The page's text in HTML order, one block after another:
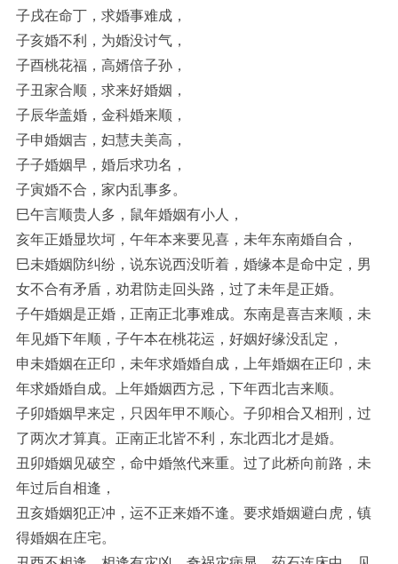
子戌在命丁，求婚事难成，
子亥婚不利，为婚没讨气，
子酉桃花福，高婿倍子孙，
子丑家合顺，求来好婚姻，
子辰华盖婚，金科婚来顺，
子申婚姻吉，妇慧夫美高，
子子婚姻早，婚后求功名，
子寅婚不合，家内乱事多。
巳午言顺贵人多，鼠年婚姻有小人，
亥年正婚显坎坷，午年本来要见喜，未年东南婚自合，
巳未婚姻防纠纷，说东说西没听着，婚缘本是命中定，男
女不合有矛盾，劝君防走回头路，过了未年是正婚。
子午婚姻是正婚，正南正北事难成。东南是喜吉来顺，未
年见婚下年顺，子午本在桃花运，好姻好缘没乱定，
申未婚姻在正印，未年求婚婚自成，上年婚姻在正印，未
年求婚婚自成。上年婚姻西方忌，下年西北吉来顺。
子卯婚姻早来定，只因年甲不顺心。子卯相合又相刑，过
了两次才算真。正南正北皆不利，东北西北才是婚。
丑卯婚姻见破空，命中婚煞代来重。过了此桥向前路，未
年过后自相逢，
丑亥婚姻犯正冲，运不正来婚不逢。要求婚姻避白虎，镇
得婚姻在庄宅。